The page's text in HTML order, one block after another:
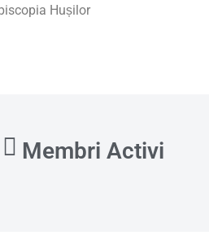
Hușilor
Membri Activi